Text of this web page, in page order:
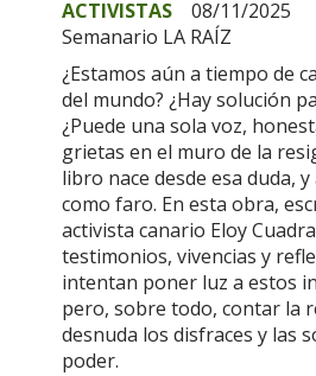
Semanario LA RAÍZ
ACTIVISTAS 08/11/2025
¿Estamos aún a tiempo de
del mundo? ¿Hay solución
¿Puede una sola voz,
grietas en el muro de la
libro nace desde esa duda,
como faro. En esta obra,
activista canario Eloy
testimonios, vivencias y
intentan poner luz a estos
pero, sobre todo, contar la
desnuda los disfraces y las
poder.